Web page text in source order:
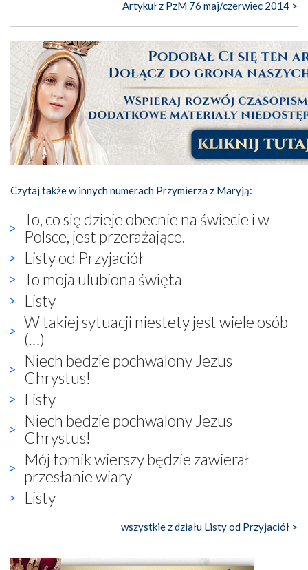
Artykuł z PzM 76 maj/czerwiec 2014 >
Czytaj także w innych numerach Przymierza z Maryją:
To, co się dzieje obecnie na świecie i w
Polsce, jest przerażające.
Listy od Przyjaciół
To moja ulubiona święta
Listy
W takiej sytuacji niestety jest wiele osób
(…)
Niech będzie pochwalony Jezus
Chrystus!
Listy
Niech będzie pochwalony Jezus
Chrystus!
Mój tomik wierszy będzie zawierał
przesłanie wiary
Listy
wszystkie z działu Listy od Przyjaciół >